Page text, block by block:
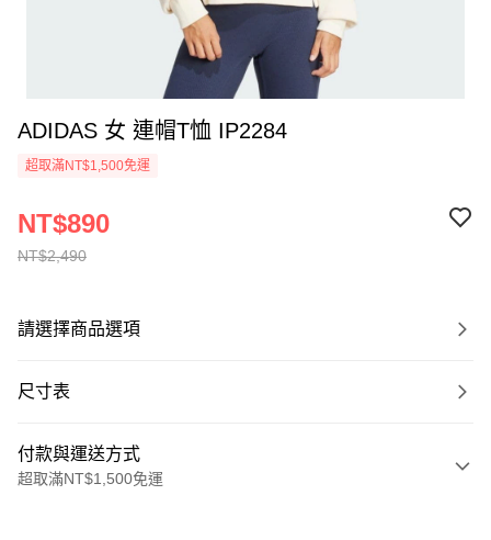
ADIDAS 女 連帽T恤 IP2284
超取滿NT$1,500免運
NT$2,490
NT$890
請選擇商品選項
尺寸表
付款與運送方式
超取滿NT$1,500免運